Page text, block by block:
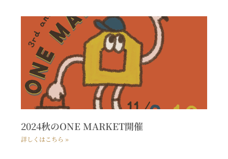
2024秋のONE MARKET開催
詳しくはこちら »